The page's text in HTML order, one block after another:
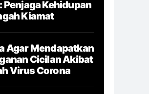
Penjaga Kehidupan
Kiamat
Agar Mendapatkan
Cicilan Akibat
Virus Corona